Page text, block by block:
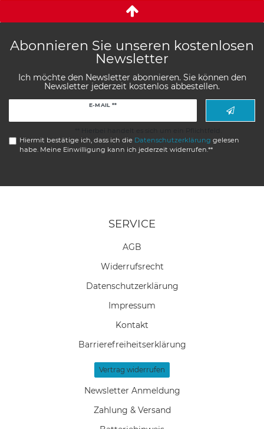
Abonnieren Sie unseren kostenlosen
Newsletter
Ich möchte den Newsletter abonnieren. Sie können den
Newsletter jederzeit kostenlos abbestellen.
E-MAIL **
Hiermit bestätige ich, dass ich die Daten­schutz­erklärung gelesen
habe. Meine Einwilligung kann ich jederzeit widerrufen.**
SERVICE
AGB
Widerrufs­recht
Daten­schutz­erklärung
Impressum
Kontakt
Barrierefreiheitserklärung
Vertrag widerrufen
Newsletter Anmeldung
Zahlung & Versand